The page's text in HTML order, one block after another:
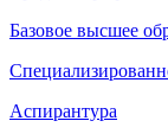
Базовое высшее
Аспирантура